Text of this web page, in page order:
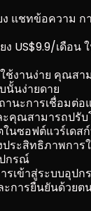
ง แชทข้อความ
ง US$9.9/เดื
ใช้งานง่าย คุณ
นั้นง่ายดาย
านะการเชื่อมต่
ะคุณสามารถป
นซอฟต์แวร์เดส
ระสิทธิภาพการ
กรณ์
รเข้าสู่ระบบอุป
การยืนยันด้วยต